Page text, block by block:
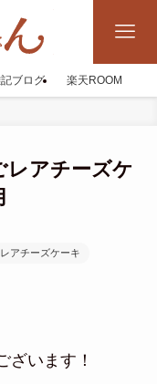
ブログ 楽天ROOM
レアチーズケ
レアチーズケーキ
ざいます！